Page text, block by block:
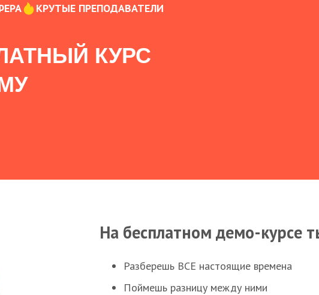
КРУТЫЕ ПРЕПОДАВАТЕЛИ
КУРС
На бесплатном демо-курсе
Разберешь ВСЕ настоящие времена
Поймешь разницу между ними